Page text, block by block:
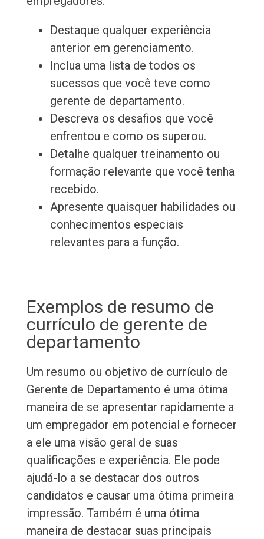
Destaque qualquer experiência
anterior em gerenciamento.
Inclua uma lista de todos os
sucessos que você teve como
gerente de departamento.
Descreva os desafios que você
enfrentou e como os superou.
Detalhe qualquer treinamento ou
formação relevante que você tenha
recebido.
Apresente quaisquer habilidades ou
conhecimentos especiais
relevantes para a função.
Exemplos de resumo de
currículo de gerente de
departamento
Um resumo ou objetivo de currículo de
Gerente de Departamento é uma ótima
maneira de se apresentar rapidamente a
um empregador em potencial e fornecer
a ele uma visão geral de suas
qualificações e experiência. Ele pode
ajudá-lo a se destacar dos outros
candidatos e causar uma ótima primeira
impressão. Também é uma ótima
maneira de destacar suas principais